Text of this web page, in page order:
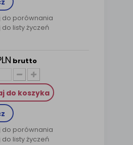
do porównania
do listy życzeń
brutto
do koszyka
do porównania
do listy życzeń